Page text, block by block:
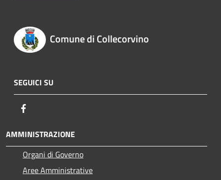
Comune di Collecorvino
SEGUICI SU
AMMINISTRAZIONE
Organi di Governo
Aree Amministrative